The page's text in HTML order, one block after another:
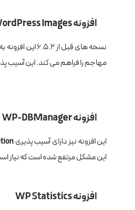
افزونه Import Export All WordPress Images
مهاجم را فراهم می کند. این آسیب پذیری در نسخه
افزونه WP-DBManager
این افزونه نیز دارای آسیب پذیری
این مشکل مرتفع شده است که نیاز
افزونه WP Statistics